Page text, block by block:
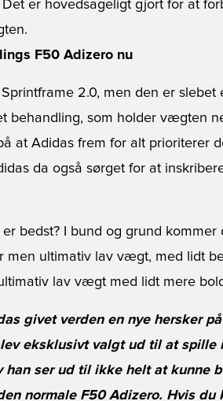
er hovedsageligt gjort for at
F50 Adizero nu
2.0, men den er
behandling, som holder vægten
at Adidas frem for alt prioriterer
da også sørget for at
bedst? I bund og grund
ultimativ lav vægt, med lidt
lav vægt med lidt mere
givet verden en nye hersker
eksklusivt valgt ud til at
ser ud til ikke helt at kunne
normale F50 Adizero. Hvis